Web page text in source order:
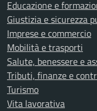
Educazione e
Giustizia e sicurezza
Imprese e commercio
Mobilità e trasporti
Salute, benessere e
Tributi, finanze e
Turismo
Vita lavorativa